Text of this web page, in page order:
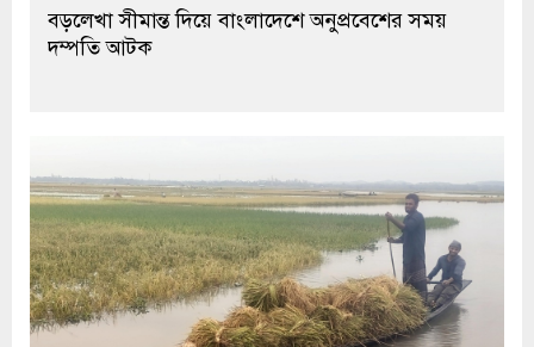
বড়লেখা সীমান্ত দিয়ে বাংলাদেশে অনুপ্রবেশের সময়
দম্পতি আটক